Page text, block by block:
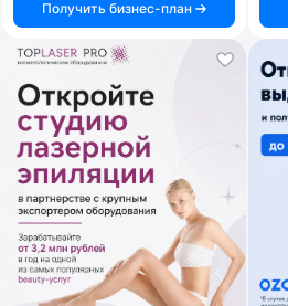
Получить бизнес-план